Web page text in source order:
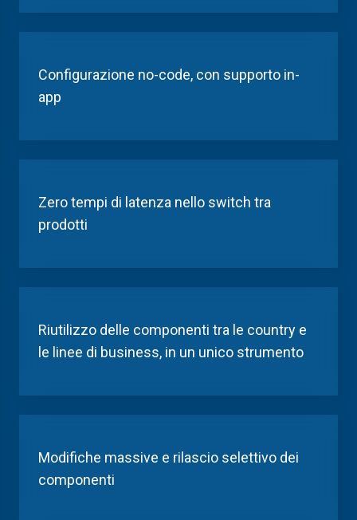
Configurazione no-code, con supporto in-
app
Zerotempi di latenza nel lo switch tra
prodotti
Riutilizzo delle componenti tra le country e
le linee di business, in un unico strumento
Modifiche massive e rilascio selettivo dei
componenti